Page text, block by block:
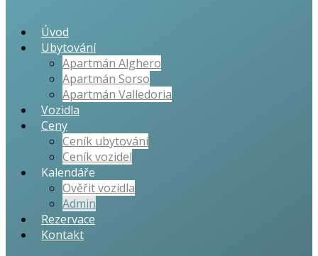
Úvod
Ubytování
Apartmán Alghero
Apartmán Sorso
Apartmán Valledoria
Vozidla
Ceny
Ceník ubytování
Ceník vozidel
Kalendáře
Ověřit vozidla
Admin
Rezervace
Kontakt